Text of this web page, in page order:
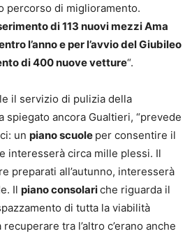
percorso di miglioramento.
di 113 nuovi mezzi Ama
l’anno e per l’avvio del Giubileo
di 400 nuove vetture“.
il servizio di pulizia della
spiegato ancora Gualtieri, “prevede
un piano scuole per consentire il
interesserà circa mille plessi. Il
preparati all’autunno, interesserà
Il piano consolariche riguarda il
di tutta la viabilità
tra l’altro c’erano anche